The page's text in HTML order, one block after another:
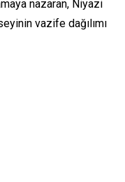
nazaran, Niyazi
vazife dağılımı